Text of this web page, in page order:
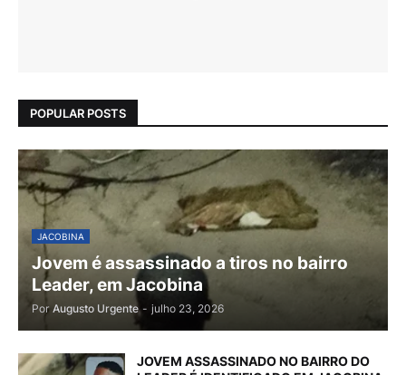
POPULAR POSTS
JACOBINA
Jovem é assassinado a tiros no bairro
Leader, em Jacobina
Por Augusto Urgente - julho 23, 2026
JOVEM ASSASSINADO NO BAIRRO DO